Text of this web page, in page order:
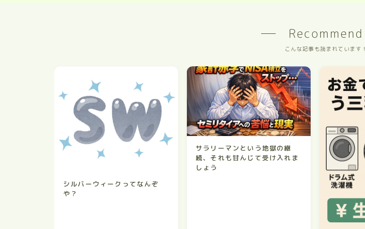
Recommend
こんな記事も読まれています！
シルバーウィークってなんぞ
や？
サラリーマンという地獄の継
続、それも甘んじて受け入れま
しょう